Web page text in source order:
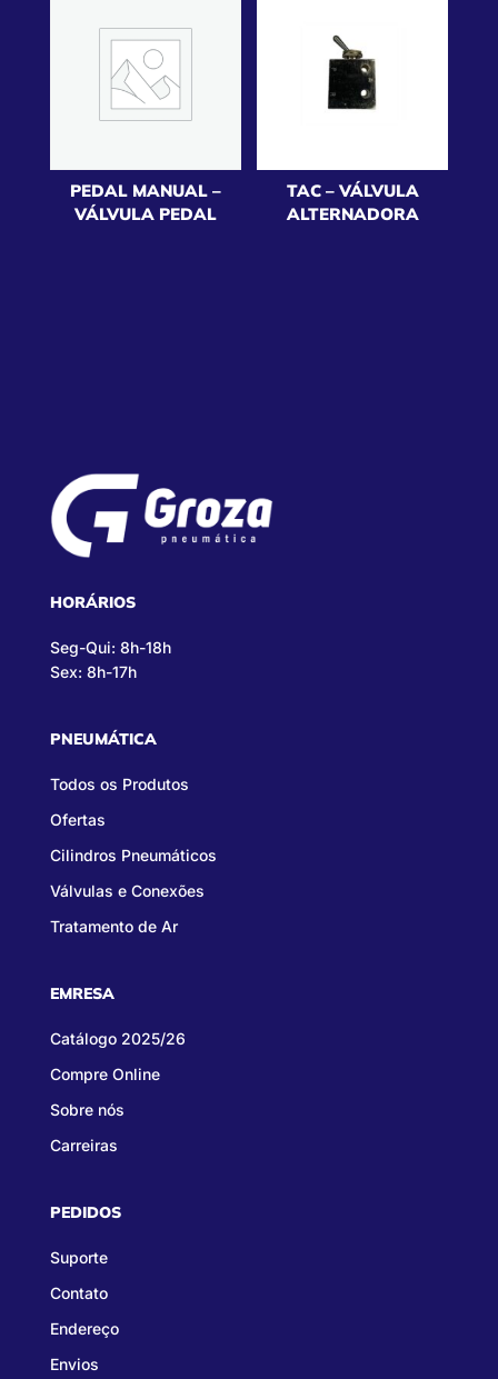
PEDAL MANUAL –
VÁLVULA PEDAL
TAC – VÁLVULA
ALTERNADORA
HORÁRIOS
Seg-Qui: 8h-18h
Sex: 8h-17h
PNEUMÁTICA
Todos os Produtos
Ofertas
Cilindros Pneumáticos
Válvulas e Conexões
Tratamento de Ar
EMRESA
Catálogo 2025/26
Compre Online
Sobre nós
Carreiras
PEDIDOS
Suporte
Contato
Endereço
Envios